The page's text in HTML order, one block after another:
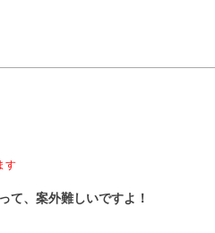
す
て、案外難しいですよ！